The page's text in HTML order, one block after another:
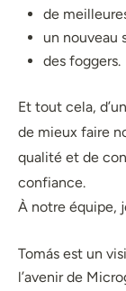
de
un nouveau
des foggers.
Et tout cela,
de mieux faire
qualité et de
confiance.
À notre équipe,
Tomás est un
l’avenir de